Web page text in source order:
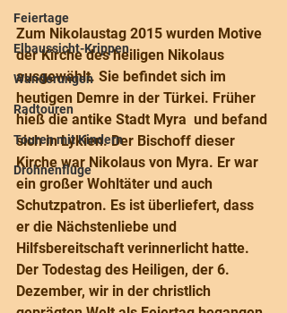
Feiertage
Elbaussicht-Krippen
Wanderungen
Radtouren
Touren mit Kindern
Drohnenflüge
Zum Nikolaustag 2015 wurden Motive
der Kirche des heiligen Nikolaus
ausgewählt. Sie befindet sich im
heutigen Demre in der Türkei. Früher
hieß die antike Stadt Myra  und befand
sich in Lykien. Der Bischoff dieser
Kirche war Nikolaus von Myra. Er war
ein großer Wohltäter und auch
Schutzpatron. Es ist überliefert, dass
er die Nächstenliebe und
Hilfsbereitschaft verinnerlicht hatte.
Der Todestag des Heiligen, der 6.
Dezember, wir in der christlich